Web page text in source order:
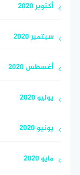
أكتوبر 2020
سبتمبر 2020
أغسطس 2020
يوليو 2020
يونيو 2020
مايو 2020